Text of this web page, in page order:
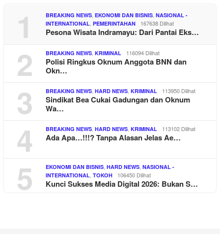
1 BREAKING NEWS EKONOMI DAN BISNIS NASIONAL -
INTERNATIONAL PEMERINTAHAN 167638 Dilihat
Pesona Wisata Indramayu: Dari Pantai Eks…
2 BREAKING NEWS KRIMINAL 116094 Dilihat
Polisi Ringkus Oknum Anggota BNN dan
Okn…
3 BREAKING NEWS HARD NEWS KRIMINAL 113950 Dilihat
Sindikat Bea Cukai Gadungan dan Oknum
Wa…
4 BREAKING NEWS HARD NEWS KRIMINAL 113102 Dilihat
Ada Apa…!!!? Tanpa Alasan Jelas Ae…
5 EKONOMI DAN BISNIS HARD NEWS NASIONAL -
INTERNATIONAL TOKOH 106450 Dilihat
Kunci Sukses Media Digital 2026: Bukan S…